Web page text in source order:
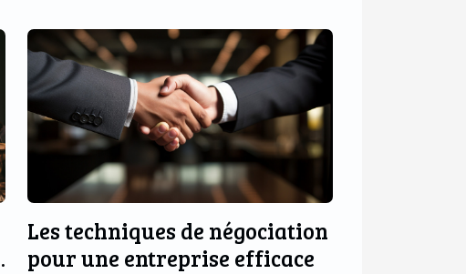
Les techniques de négociation
pour une entreprise efficace